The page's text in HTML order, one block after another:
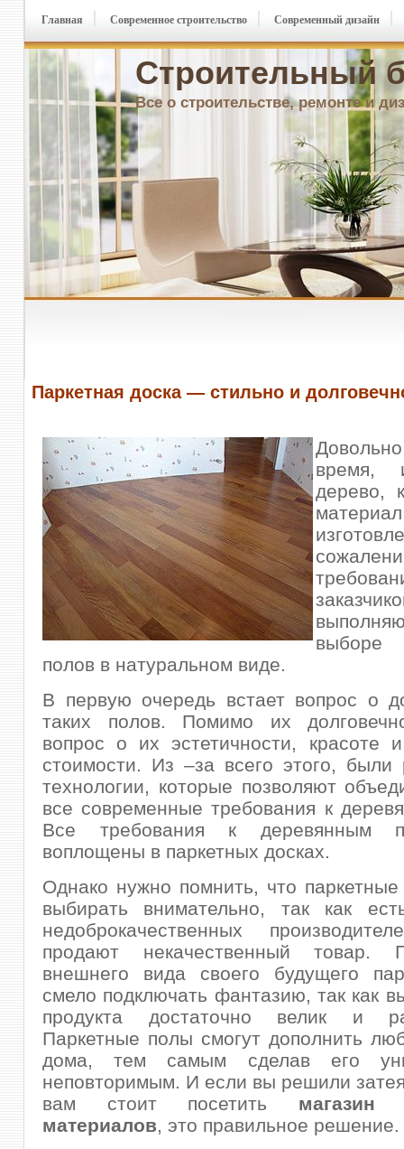
Строительный
Все о строительстве, ремонте и
Главная Современное строительство Современный дизайн
Паркетная доска — стильно и
время,
дерево,
выборе
полов в натуральном виде.
В первую очередь встает вопрос о
таких полов. Помимо их
вопрос о их эстетичности, красоте
стоимости. Из –за всего этого, были
технологии, которые позволяют
все современные требования к
Все требования к деревянным
воплощены в паркетных досках.
Однако нужно помнить, что
выбирать внимательно, так как
недоброкачественных
продают некачественный товар.
внешнего вида своего будущего
смело подключать фантазию, так как
продукта достаточно велик и
Паркетные полы смогут дополнить
дома, тем самым сделав его
неповторимым. И если вы решили
вам стоит посетить магазин
материалов, это правильное решение.